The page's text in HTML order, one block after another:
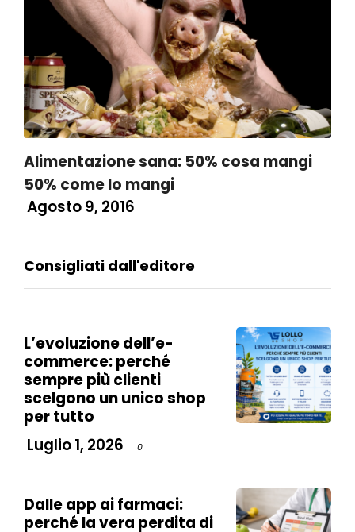
Alimentazione sana: 50% cosa mangi
50% come lo mangi
Agosto 9, 2016
Consigliati dall'editore
L’evoluzione dell’e-
commerce: perché
sempre più clienti
scelgono un unico shop
per tutto
Luglio 1, 2026
0
Dalle app ai farmaci:
perché la vera perdita di